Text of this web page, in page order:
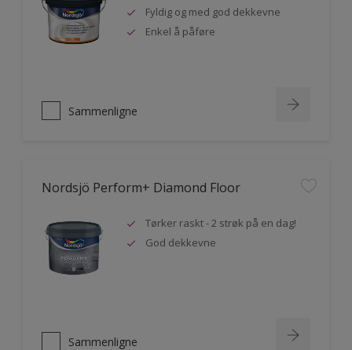
Fyldig og med god dekkevne
Enkel å påføre
Sammenligne
Nordsjö Perform+ Diamond Floor
Tørker raskt - 2 strøk på en dag!
God dekkevne
Sammenligne